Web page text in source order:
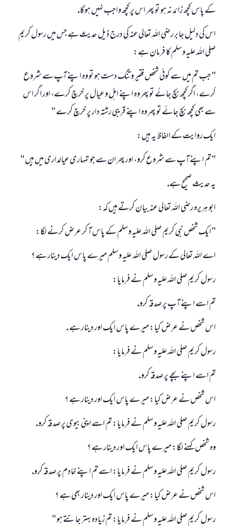
كے پاس كچھ زائد نہ ہو تو پھر اس پر كچھ واجب نہيں ہوگا.
اس كى دليل جابر رضى اللہ تعالى عنہ كى درج ذيل حديث ہے جس ميں رسول كريم
صلى اللہ عليہ وسلم كا فرمان ہے:
" جب تم ميں سے كوئى شخص فقير و تنگ دست ہو تو وہ اپنے آپ سے شروع
كرے، اگر كچھ بچ جائے تو پھر وہ اپنے اہل و عيال پر خرچ كرے، اور اگر اس
سے بھى كچھ بچ جائے تو پھر وہ اپنے قريبى رشتہ دار پر خرچ كرے "
ايك روايت كے الفاظ يہ ہيں:
" تم اپنے آپ سے شروع كرو، اور پھر ان سے جو تمہارى عيالدارى ميں ہيں "
يہ حديث صحيح ہے.
ابو ہريرہ رضى اللہ تعالى عنہ بيان كرتے ہيں كہ:
" ايك شخص نبى كريم صلى اللہ عليہ وسلم كے پاس آ كر عرض كرنے لگا:
اے اللہ تعالى كے رسول صلى اللہ عليہ وسلم ميرے پاس ايك دينار ہے ؟
رسول كريم صلى اللہ عليہ وسلم نے فرمايا:
تم اسے اپنے آپ پر صدقہ كرو.
اس شخص نے عرض كيا: ميرے پاس ايك اور دينار ہے .
رسول كريم صلى اللہ عليہ وسلم نے فرمايا:
تم اسے اپنے بچے پر صدقہ كرو.
اس شخص نے عرض كيا: ميرے پاس ايك اور دينار ہے ؟
رسول كريم صلى اللہ عليہ وسلم نے فرمايا: تم اسے اپنى بيوى پر صدقہ كرو.
وہ شخص كہنے لگا: ميرے پاس ايك اور دينار ہے ؟
رسول كريم صلى اللہ عليہ وسلم نے فرمايا: اسے تم اپنے خادم پر صدقہ كرو.
اس شخص نے عرض كيا: ميرے پاس ايك اور دينار بھى ہے ؟
رسول كريم صلى اللہ عليہ وسلم نے فرمايا: تم زيادہ بہتر جانتے ہو "
جواب نمبر 110845 نے نکاح ٹوٹنے سے بچایا۔
امت مسلمہ کے واسطے جوابات پیش کرنے کے لیے ہماری مدد کریں
رسول اللہ صلی اللہ علیہ و سلم کا فرمان ہے:
نیکی کی رہنمائی کرنے والے کو بھی نیکی کرنے والے کے برابر اجر ملتا ہے۔
ابھی تعاون کریں